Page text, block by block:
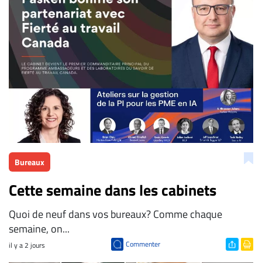
Bureaux
Cette semaine dans les cabinets
Quoi de neuf dans vos bureaux? Comme chaque
semaine, on...
il y a 2 jours Commenter